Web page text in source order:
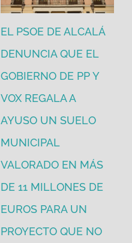
EL PSOE DE ALCALÁ
DENUNCIA QUE EL
GOBIERNO DE PP Y
VOX REGALA A
AYUSO UN SUELO
MUNICIPAL
VALORADO EN MÁS
DE 11 MILLONES DE
EUROS PARA UN
PROYECTO QUE NO